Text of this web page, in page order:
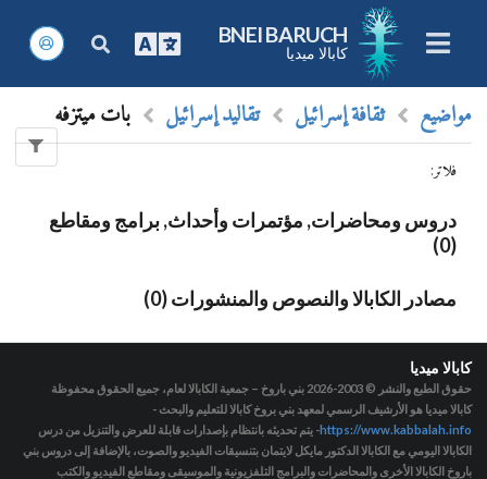
BNEI BARUCH
كابالا ميديا
مواضيع ثقافة إسرائيل تقاليد إسرائيل بات ميتزفه
فلاتر :
دروس ومحاضرات, مؤتمرات وأحداث, برامج ومقاطع
(0)
مصادر الكابالا والنصوص والمنشورات (0)
كابالا ميديا
حقوق الطبع والنشر © 2003-2026
بني باروخ – جمعية الكابالا لعام، جميع الحقوق محفوظة
كابالا ميديا هو الأرشيف الرسمي لمعهد بني بروخ كابالا للتعليم والبحث -
https://www.kabbalah.info- يتم تحديثه بانتظام بإصدارات قابلة للعرض والتنزيل من درس
الكابالا اليومي مع الكابالا الدكتور مايكل لايتمان بتنسيقات الفيديو والصوت، بالإضافة إلى دروس بني
باروخ الكابالا الأخرى والمحاضرات والبرامج التلفزيونية والموسيقى ومقاطع الفيديو والكتب